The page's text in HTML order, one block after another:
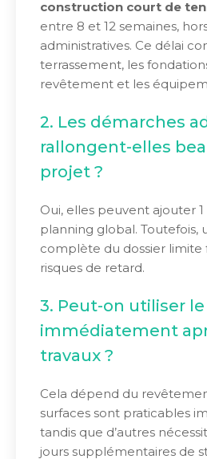
construction court de
entre 8 et 12 semaines,
administratives. Ce délai
terrassement, les
revêtement et les
2. Les démarches
rallongent-elles
projet ?
Oui, elles peuvent ajouter 1
planning global. Toutefois,
complète du dossier
risques de retard.
3. Peut-on utiliser
immédiatement
travaux ?
Cela dépend du
surfaces sont praticables
tandis que d’autres
jours supplémentaires de